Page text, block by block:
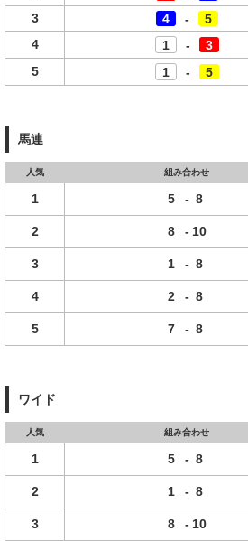
3
4 - 5
4
1 - 3
5
1 - 5
馬連
人気 組み合わせ
1 5 - 8
2 8 - 10
3 1 - 8
4 2 - 8
5 7 - 8
ワイド
人気 組み合わせ
1 5 - 8
2 1 - 8
3 8 - 10